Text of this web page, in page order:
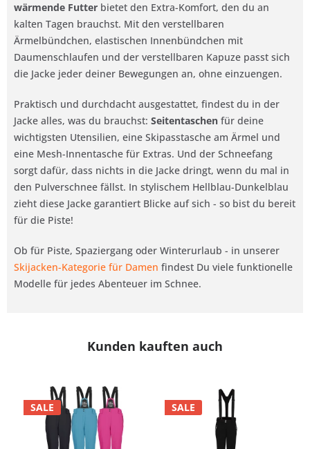
wärmende Futter bietet den Extra-Komfort, den du an
kalten Tagen brauchst. Mit den verstellbaren
Ärmelbündchen, elastischen Innenbündchen mit
Daumenschlaufen und der verstellbaren Kapuze passt sich
die Jacke jeder deiner Bewegungen an, ohne einzuengen.
Praktisch und durchdacht ausgestattet, findest du in der
Jacke alles, was du brauchst: Seitentaschen für deine
wichtigsten Utensilien, eine Skipasstasche am Ärmel und
eine Mesh-Innentasche für Extras. Und der Schneefang
sorgt dafür, dass nichts in die Jacke dringt, wenn du mal in
den Pulverschnee fällst. In stylischem Hellblau-Dunkelblau
zieht diese Jacke garantiert Blicke auf sich - so bist du bereit
für die Piste!
Ob für Piste, Spaziergang oder Winterurlaub - in unserer
Skijacken-Kategorie für Damen findest Du viele funktionelle
Modelle für jedes Abenteuer im Schnee.
Kunden kauften auch
SALE SALE